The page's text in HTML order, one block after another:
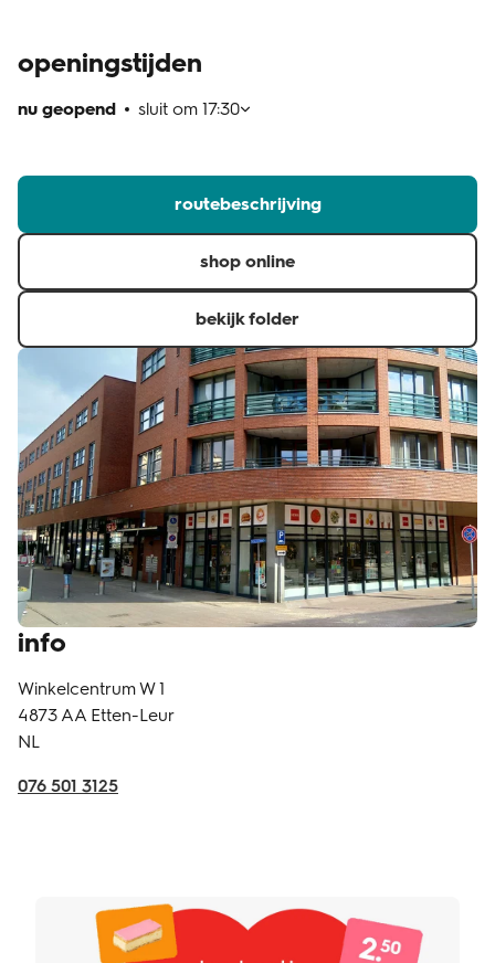
openingstijden
nu geopend sluit om 17:30
routebeschrijving
shop online
bekijk folder
info
Winkelcentrum W 1
4873 AA Etten-Leur
NL
076 501 3125